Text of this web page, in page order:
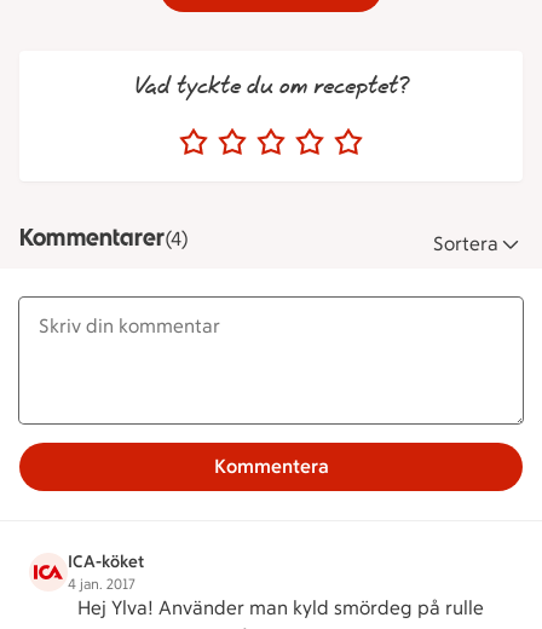
Vad tyckte du om receptet?
Kommentarer(4) Sortera
Kommentera
ICA-köket
4 jan. 2017
Hej Ylva! Använder man kyld smördeg på rulle